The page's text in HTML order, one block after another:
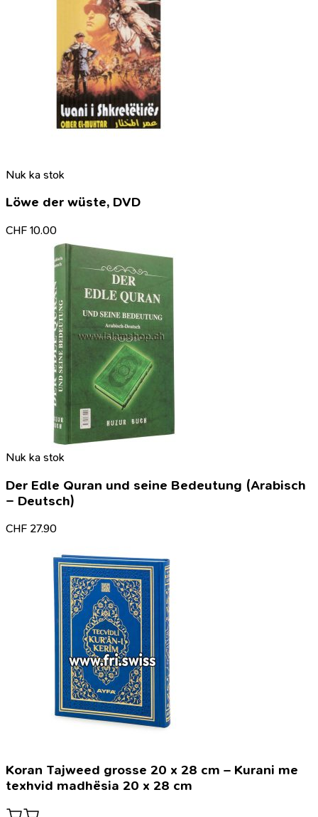
Nuk ka stok
Löwe der wüste, DVD
CHF 10.00
Nuk ka stok
Der Edle Quran und seine Bedeutung (Arabisch
– Deutsch)
CHF 27.90
Koran Tajweed grosse 20 x 28 cm – Kurani me
texhvid madhësia 20 x 28 cm